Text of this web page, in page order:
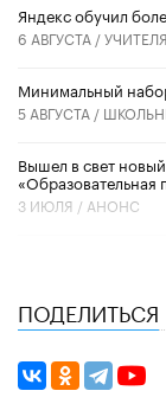
​Яндекс обучил
6 АВГУСТА /УЧИТЕЛЯ
Минимальный
5 АВГУСТА /
Вышел в свет
3 ИЮЛЯ / АНОНС
ПОДЕЛИТЬСЯ